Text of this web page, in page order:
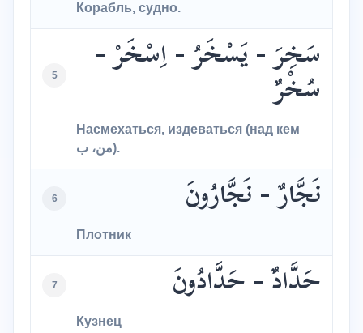
Корабль, судно.
5 سَخِرَ - يَسْخَرُ - اِسْخَرْ -
سُخْرٌ
Насмехаться, издеваться (над кем
من، ب).
6 نَجَّارٌ - نَجَّارُونَ
Плотник
7 حَدَّادٌ - حَدَّادُونَ
Кузнец